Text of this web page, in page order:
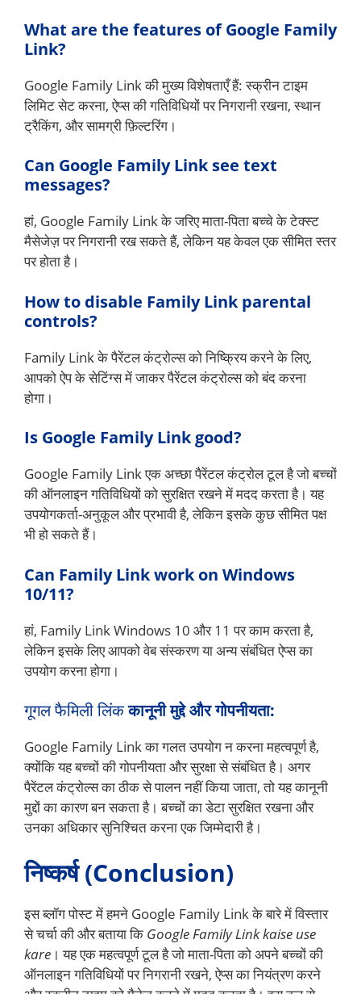
What are the features of Google Family
Link?
Google Family Link की मुख्य विशेषताएँ हैं: स्क्रीन टाइम
लिमिट सेट करना, ऐप्स की गतिविधियों पर निगरानी रखना, स्थान
ट्रैकिंग, और सामग्री फ़िल्टरिंग।
Can Google Family Link see text
messages?
हां, Google Family Link के जरिए माता-पिता बच्चे के टेक्स्ट
मैसेजेज़ पर निगरानी रख सकते हैं, लेकिन यह केवल एक सीमित स्तर
पर होता है।
How to disable Family Link parental
controls?
Family Link के पैरेंटल कंट्रोल्स को निष्क्रिय करने के लिए,
आपको ऐप के सेटिंग्स में जाकर पैरेंटल कंट्रोल्स को बंद करना
होगा।
Is Google Family Link good?
Google Family Link एक अच्छा पैरेंटल कंट्रोल टूल है जो बच्चों
की ऑनलाइन गतिविधियों को सुरक्षित रखने में मदद करता है। यह
उपयोगकर्ता-अनुकूल और प्रभावी है, लेकिन इसके कुछ सीमित पक्ष
भी हो सकते हैं।
Can Family Link work on Windows
10/11?
हां, Family Link Windows 10 और 11 पर काम करता है,
लेकिन इसके लिए आपको वेब संस्करण या अन्य संबंधित ऐप्स का
उपयोग करना होगा।
गूगल फैमिली लिंककानूनी मुद्दे और गोपनीयता:
Google Family Link का गलत उपयोग न करना महत्वपूर्ण है,
क्योंकि यह बच्चों की गोपनीयता और सुरक्षा से संबंधित है। अगर
पैरेंटल कंट्रोल्स का ठीक से पालन नहीं किया जाता, तो यह कानूनी
मुद्दों का कारण बन सकता है। बच्चों का डेटा सुरक्षित रखना और
उनका अधिकार सुनिश्चित करना एक जिम्मेदारी है।
निष्कर्ष (Conclusion)
इस ब्लॉग पोस्ट में हमने Google Family Link के बारे में विस्तार
से चर्चा की और बताया कि Google Family Link kaise use
kare । यह एक महत्वपूर्ण टूल है जो माता-पिता को अपने बच्चों की
ऑनलाइन गतिविधियों पर निगरानी रखने, ऐप्स का नियंत्रण करने